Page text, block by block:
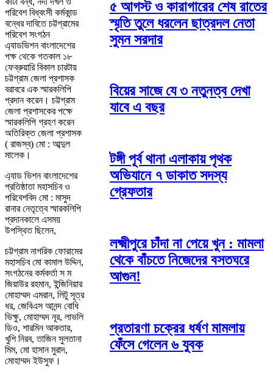
পরিবেশ বিধ্বংসী কর্মকান্ড
বন্ধের দাবিতে চট্টগ্রামের
পরিবেশ সংগঠন
এ্যাডভিশন বাংলাদেশের
পক্ষ থেকে গতকাল ১৮
ফেব্রুয়ারি বিকাল চারটায়
চট্টগ্রাম জেলা প্রশাসক
বরাবরে এক স্মারকলিপি
প্রদান করেন। চট্টগ্রাম
জেলা প্রশাসকের পক্ষে
স্মারকলিপি গ্রহণ করেন
অতিরিক্ত জেলা প্রশাসক
( রাজস্ব) মো : আব্দুল
মালেক।
এ্যাড ভিশন বাংলাদেশের
প্রতিষ্ঠাতা মহাসচিব ও
পরিবেশবিদ মো : মাসুদ
রানার নেতৃত্বে স্মারকলিপি
প্রদানকালে এসময়
উপস্থিত ছিলেন,
চট্টগ্রাম নাগরিক ফোরামের
মহাসচিব মো কামাল উদ্দিন,
সংগঠনের কর্মকর্তা স ম
জিয়াউর রহমান, ইন্জিনিয়ার
মোহাম্মদ এমরান, লিটু সূত্র
ধর, জেবিএস আনন্দ বোধি
ভিক্ষু, মোহাম্মদ নূর, লাভলি
ডিও, শারমিন আকতার,
খুশি নিরব, তাজিন সুলতানা
মিম, মো হাসান মুরাদ,
মোহাম্মদ ইউসুফ।
৫ আগস্ট ও কারাগারের শেষ রাতের
স্মৃতি তুলে ধরলেন ছাত্রদল নেতা
সুমন সরদার
বিয়ের সাজে যে ৩ নতুনত্ব দেখা
যাবে এ বছর
টঙ্গী পূর্ব থানা এলাকায় পৃথক
অভিযানে ৭ ডাকাত সদস্য
গ্রেফতার
লক্ষ্মীপুরে চাঁদা না পেয়ে খুন : মামলা
থেকে বাঁচতে নিজেদের বসতঘরে
আগুন!
প্রতারণা চক্রের ধর্ষণ মামলায়
ফেঁসে গেলেন ৬ যুবক